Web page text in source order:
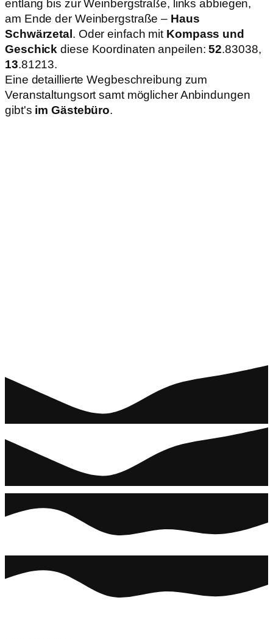
entlang bis zur Weinbergstraße, links abbiegen,
am Ende der Weinbergstraße – Haus
Schwärzetal. Oder einfach mit Kompass und
Geschick diese Koordinaten anpeilen:52.83038,
13.81213.
Eine detaillierte Wegbeschreibung zum
Veranstaltungsort samt möglicher Anbindungen
gibt's im Gästebüro.